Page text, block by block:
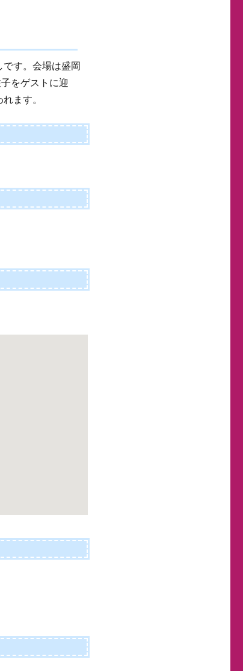
す。会場は盛岡
をゲストに迎
ます。